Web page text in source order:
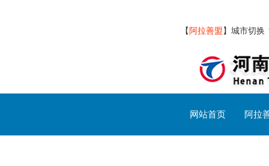
【阿拉善盟】 城市切换
网站首页 阿拉